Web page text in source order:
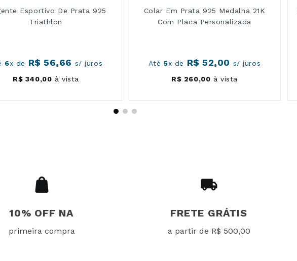
Esportivo De Prata 925
Triathlon
6x de R$ 56,66 s/ juros
R$ 340,00 à vista
Colar Em Prata 925 Medalha 21K
Com Placa Personalizada
Até5x de R$ 52,00 s/ juros
R$ 260,00 à vista
10% OFF NA
primeira compra
FRETE GRÁTIS
a partir de R$ 500,00